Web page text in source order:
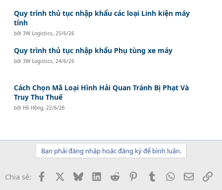
Quy trình thủ tục nhập khẩu các loại Linh kiện máy
tính
bởi3W Logistics, 25/6/26
Quy trình thủ tục nhập khẩu Phụ tùng xe máy
bởi3W Logistics, 24/6/26
Cách Chọn Mã Loại Hình Hải Quan Tránh Bị Phạt Và
Truy Thu Thuế
bởi Hồ Hồng, 22/6/26
Bạn phải đăng nhập hoặc đăng ký để bình luận.
Chia sẻ: Facebook BlueskyLinkedInReddit PinterestTumblrWhatsApp
Email